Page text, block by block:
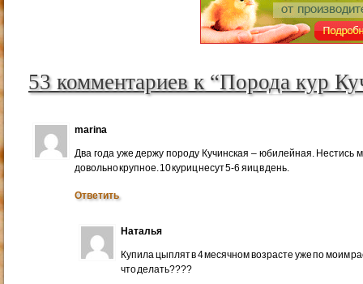
53 комментариев к “Порода кур
marina
Два года уже держу породу Кучинская – юбилейная. Нестись
довольно крупное. 10 куриц несут 5-6 яиц в день.
Ответить
Наталья
Купила цыплят в 4 месячном возрасте уже по моим
что делать????